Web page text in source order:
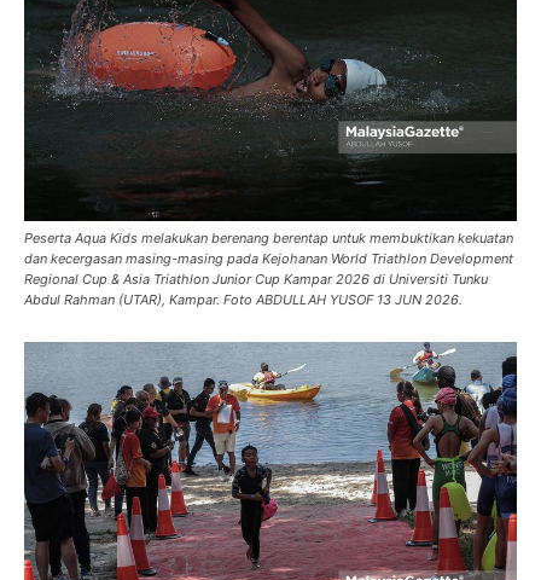
Peserta Aqua Kids melakukan berenang berentap untuk membuktikan kekuatan
dan kecergasan masing-masing pada Kejohanan World Triathlon Development
Regional Cup & Asia Triathlon Junior Cup Kampar 2026 di Universiti Tunku
Abdul Rahman (UTAR), Kampar. Foto ABDULLAH YUSOF 13 JUN 2026.